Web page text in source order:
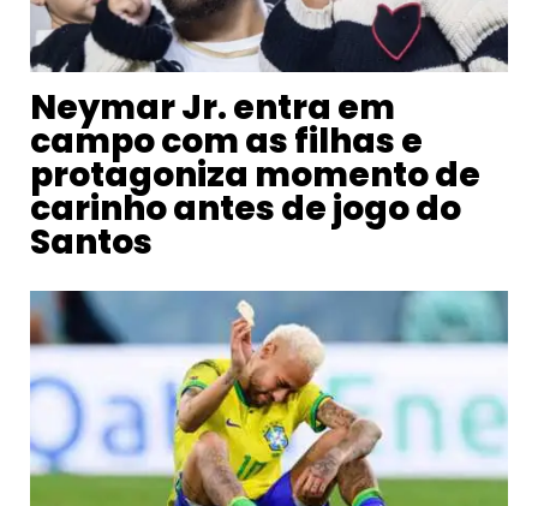
Neymar Jr. entra em
campo com as filhas e
protagoniza momento de
carinho antes de jogo do
Santos